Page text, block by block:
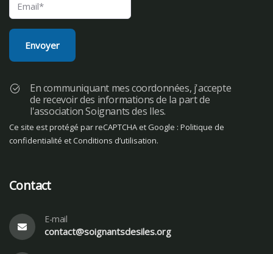
En communiquant mes coordonnées, j'accepte
de recevoir des informations de la part de
l'association Soignants des Iles.
Ce site est protégé par reCAPTCHA et Google : Politique de
confidentialité etConditions d’utilisation.
Contact
E-mail
contact@soignantsdesiles.org